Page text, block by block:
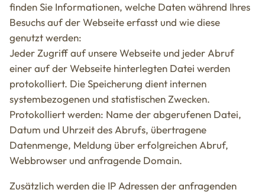
finden Sie Informationen, welche Daten während Ihres
Besuchs auf der Webseite erfasst und wie diese
genutzt werden:
Jeder Zugriff auf unsere Webseite und jeder Abruf
einer auf der Webseite hinterlegten Datei werden
protokolliert. Die Speicherung dient internen
systembezogenen und statistischen Zwecken.
Protokolliert werden: Name der abgerufenen Datei,
Datum und Uhrzeit des Abrufs, übertragene
Datenmenge, Meldung über erfolgreichen Abruf,
Webbrowser und anfragende Domain.
Zusätzlich werden die IP Adressen der anfragenden